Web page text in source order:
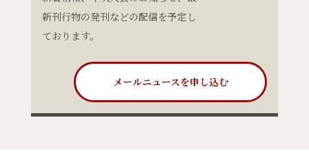
新刊行物の発刊などの配信を予定し
ております。
メールニュースを申し込む